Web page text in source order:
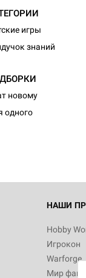
игры
знаний
новому
одного
НАШИ
Hobby
Игрокон
Warforge
Мир